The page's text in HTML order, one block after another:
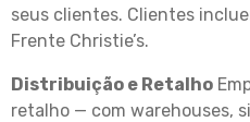
seus clientes. Clientes
Frente Christie’s.
Distribuição e Retalho
retalho — com warehouses,